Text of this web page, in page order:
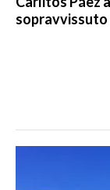
sopravvissuto